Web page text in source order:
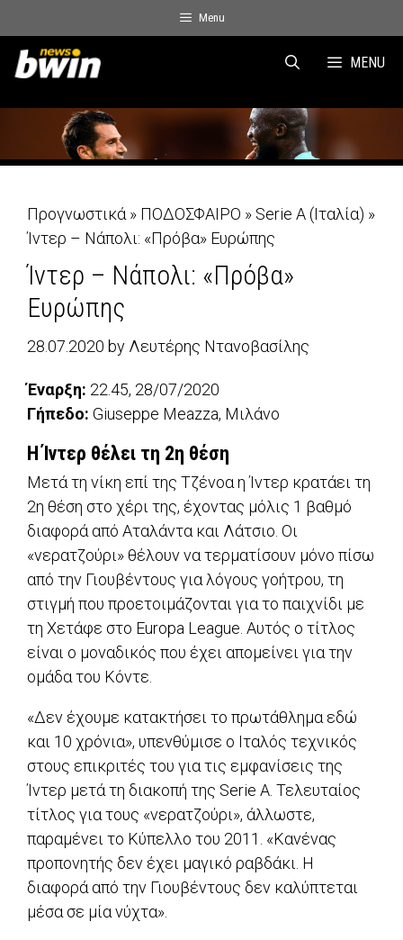
to
content
Menu
MENU
Προγνωστικά» ΠΟΔΟΣΦΑΙΡΟ » Serie A (Ιταλία) »
Ίντερ – Νάπολι: «Πρόβα» Ευρώπης
Ίντερ – Νάπολι: «Πρόβα»
Ευρώπης
28.07.2020 by Λευτέρης Ντανοβασίλης
Έναρξη: 22.45, 28/07/2020
Γήπεδο: Giuseppe Meazza, Μιλάνο
Η Ίντερ θέλει τη 2η θέση
Μετά τη νίκη επί της Τζένοα η Ίντερ κρατάει τη
2η θέση στο χέρι της, έχοντας μόλις 1 βαθμό
διαφορά από Αταλάντα και Λάτσιο. Οι
«νερατζούρι» θέλουν να τερματίσουν μόνο πίσω
από την Γιουβέντους για λόγους γοήτρου, τη
στιγμή που προετοιμάζονται για το παιχνίδι με
τη Χετάφε στο Europa League. Αυτός ο τίτλος
είναι ο μοναδικός που έχει απομείνει για την
ομάδα του Κόντε.
«Δεν έχουμε κατακτήσει το πρωτάθλημα εδώ
και 10 χρόνια», υπενθύμισε ο Ιταλός τεχνικός
στους επικριτές του για τις εμφανίσεις της
Ίντερ μετά τη διακοπή της Serie A. Τελευταίος
τίτλος για τους «νερατζούρι», άλλωστε,
παραμένει το Κύπελλο του 2011. «Κανένας
προπονητής δεν έχει μαγικό ραβδάκι. Η
διαφορά από την Γιουβέντους δεν καλύπτεται
μέσα σε μία νύχτα».